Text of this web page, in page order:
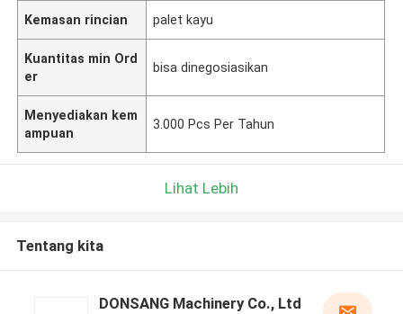
Kemasan rincian palet kayu
Kuantitas min Ord
er
bisa dinegosiasikan
Menyediakan kem
ampuan
3.000 Pcs Per Tahun
Lihat Lebih
Tentang kita
DONSANG Machinery Co., Ltd